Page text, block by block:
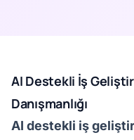
AI Destekli İş
Danışmanlığı
AI destekli iş